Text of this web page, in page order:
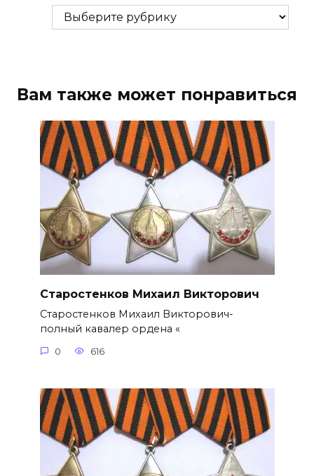
Рубрики
Вам также может понравиться
Старостенков Михаил Викторович
Старостенков Михаил Викторович-
полный кавалер ордена «
0 616